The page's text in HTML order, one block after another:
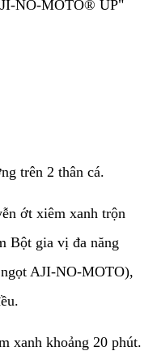
NO-MOTO® UP"
trên 2 thân cá.
ớt xiêm xanh trộn
Bột gia vị đa năng
AJI-NO-MOTO),
xanh khoảng 20 phút.